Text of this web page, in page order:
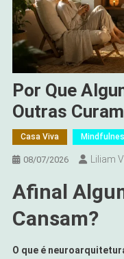
Por Que
Outras Curam
Casa Viva
08/07/2026 Liliam
Afinal
Cansam?
O que é